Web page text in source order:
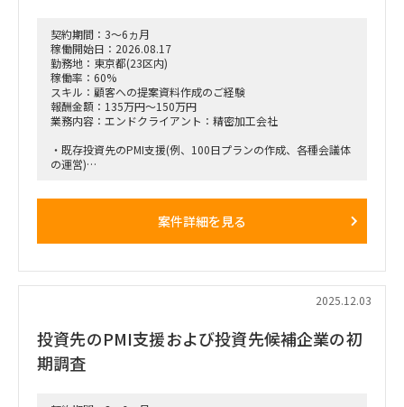
■期間：
2025年12月15日（月）～2026年2月4日（水）
■出社の仕方について：
基本リモート
※報告会前後で週1～2回の対面参加あり
契約期間：3～6ヵ月
稼働開始日：2026.08.17
勤務地：東京都(23区内)
稼働率：60%
スキル：顧客への提案資料作成のご経験
報酬金額：135万円～150万円
業務内容：エンドクライアント：精密加工会社
・既存投資先のPMI支援(例、100日プランの作成、各種会議体
の運営)
働き方：フルリモート
備考：クライアントMTGが入る可能性があるのは月曜日 or 火
曜日(Max 週2時間程度)
案件詳細を見る
2025.12.03
投資先のPMI支援および投資先候補企業の初
期調査